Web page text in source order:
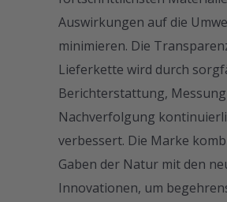
Auswirkungen auf die
minimieren. Die
Lieferkette wird durch
Berichterstattung,
Nachverfolgung
verbessert. Die Marke
Gaben der Natur mit den
Innovationen, um